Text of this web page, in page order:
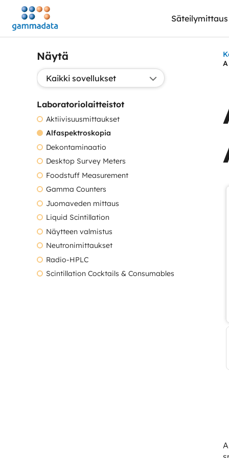
Siirry
pääsisältöönt
Säteilymittaus
Näytä
Valitse sovellus:
Laboratoriolaitteistot
Aktiivisuusmittaukset
Alfaspektroskopia
Dekontaminaatio
Desktop Survey Meters
Foodstuff Measurement
Gamma Counters
Juomaveden mittaus
Liquid Scintillation
Näytteen valmistus
Neutronimittaukset
Radio-HPLC
Scintillation Cocktails & Consumables